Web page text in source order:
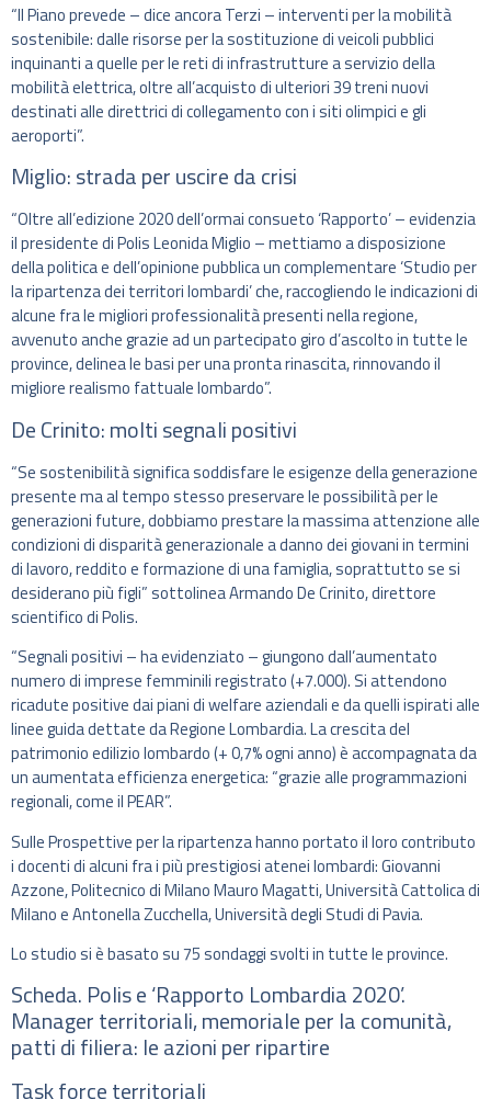
“Il Piano prevede – dice ancora Terzi – interventi per la mobilità
sostenibile: dalle risorse per la sostituzione di veicoli pubblici
inquinanti a quelle per le reti di infrastrutture a servizio della
mobilità elettrica, oltre all’acquisto di ulteriori 39 treni nuovi
destinati alle direttrici di collegamento con i siti olimpici e gli
aeroporti”.
Miglio: strada per uscire da crisi
“Oltre all’edizione 2020 dell’ormai consueto ‘Rapporto’ – evidenzia
il presidente di Polis Leonida Miglio – mettiamo a disposizione
della politica e dell’opinione pubblica un complementare ‘Studio per
la ripartenza dei territori lombardi’ che, raccogliendo le indicazioni di
alcune fra le migliori professionalità presenti nella regione,
avvenuto anche grazie ad un partecipato giro d’ascolto in tutte le
province, delinea le basi per una pronta rinascita, rinnovando il
migliore realismo fattuale lombardo”.
De Crinito: molti segnali positivi
“Se sostenibilità significa soddisfare le esigenze della generazione
presente ma al tempo stesso preservare le possibilità per le
generazioni future, dobbiamo prestare la massima attenzione alle
condizioni di disparità generazionale a danno dei giovani in termini
di lavoro, reddito e formazione di una famiglia, soprattutto se si
desiderano più figli” sottolinea Armando De Crinito, direttore
scientifico di Polis.
“Segnali positivi – ha evidenziato – giungono dall’aumentato
numero di imprese femminili registrato (+7.000). Si attendono
ricadute positive dai piani di welfare aziendali e da quelli ispirati alle
linee guida dettate da Regione Lombardia. La crescita del
patrimonio edilizio lombardo (+ 0,7% ogni anno) è accompagnata da
un aumentata efficienza energetica: “grazie alle programmazioni
regionali, come il PEAR”.
Sulle Prospettive per la ripartenza hanno portato il loro contributo
i docenti di alcuni fra i più prestigiosi atenei lombardi: Giovanni
Azzone, Politecnico di Milano Mauro Magatti, Università Cattolica di
Milano e Antonella Zucchella, Università degli Studi di Pavia.
Lo studio si è basato su 75 sondaggi svolti in tutte le province.
Scheda. Polis e ‘Rapporto Lombardia 2020’.
Manager territoriali, memoriale per la comunità,
patti di filiera: le azioni per ripartire
Task force territoriali